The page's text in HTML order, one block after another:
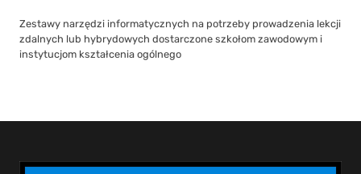
Zestawy narzędzi informatycznych na potrzeby prowadzenia lekcji
zdalnych lub hybrydowych dostarczone szkołom zawodowym i
instytucjom kształcenia ogólnego